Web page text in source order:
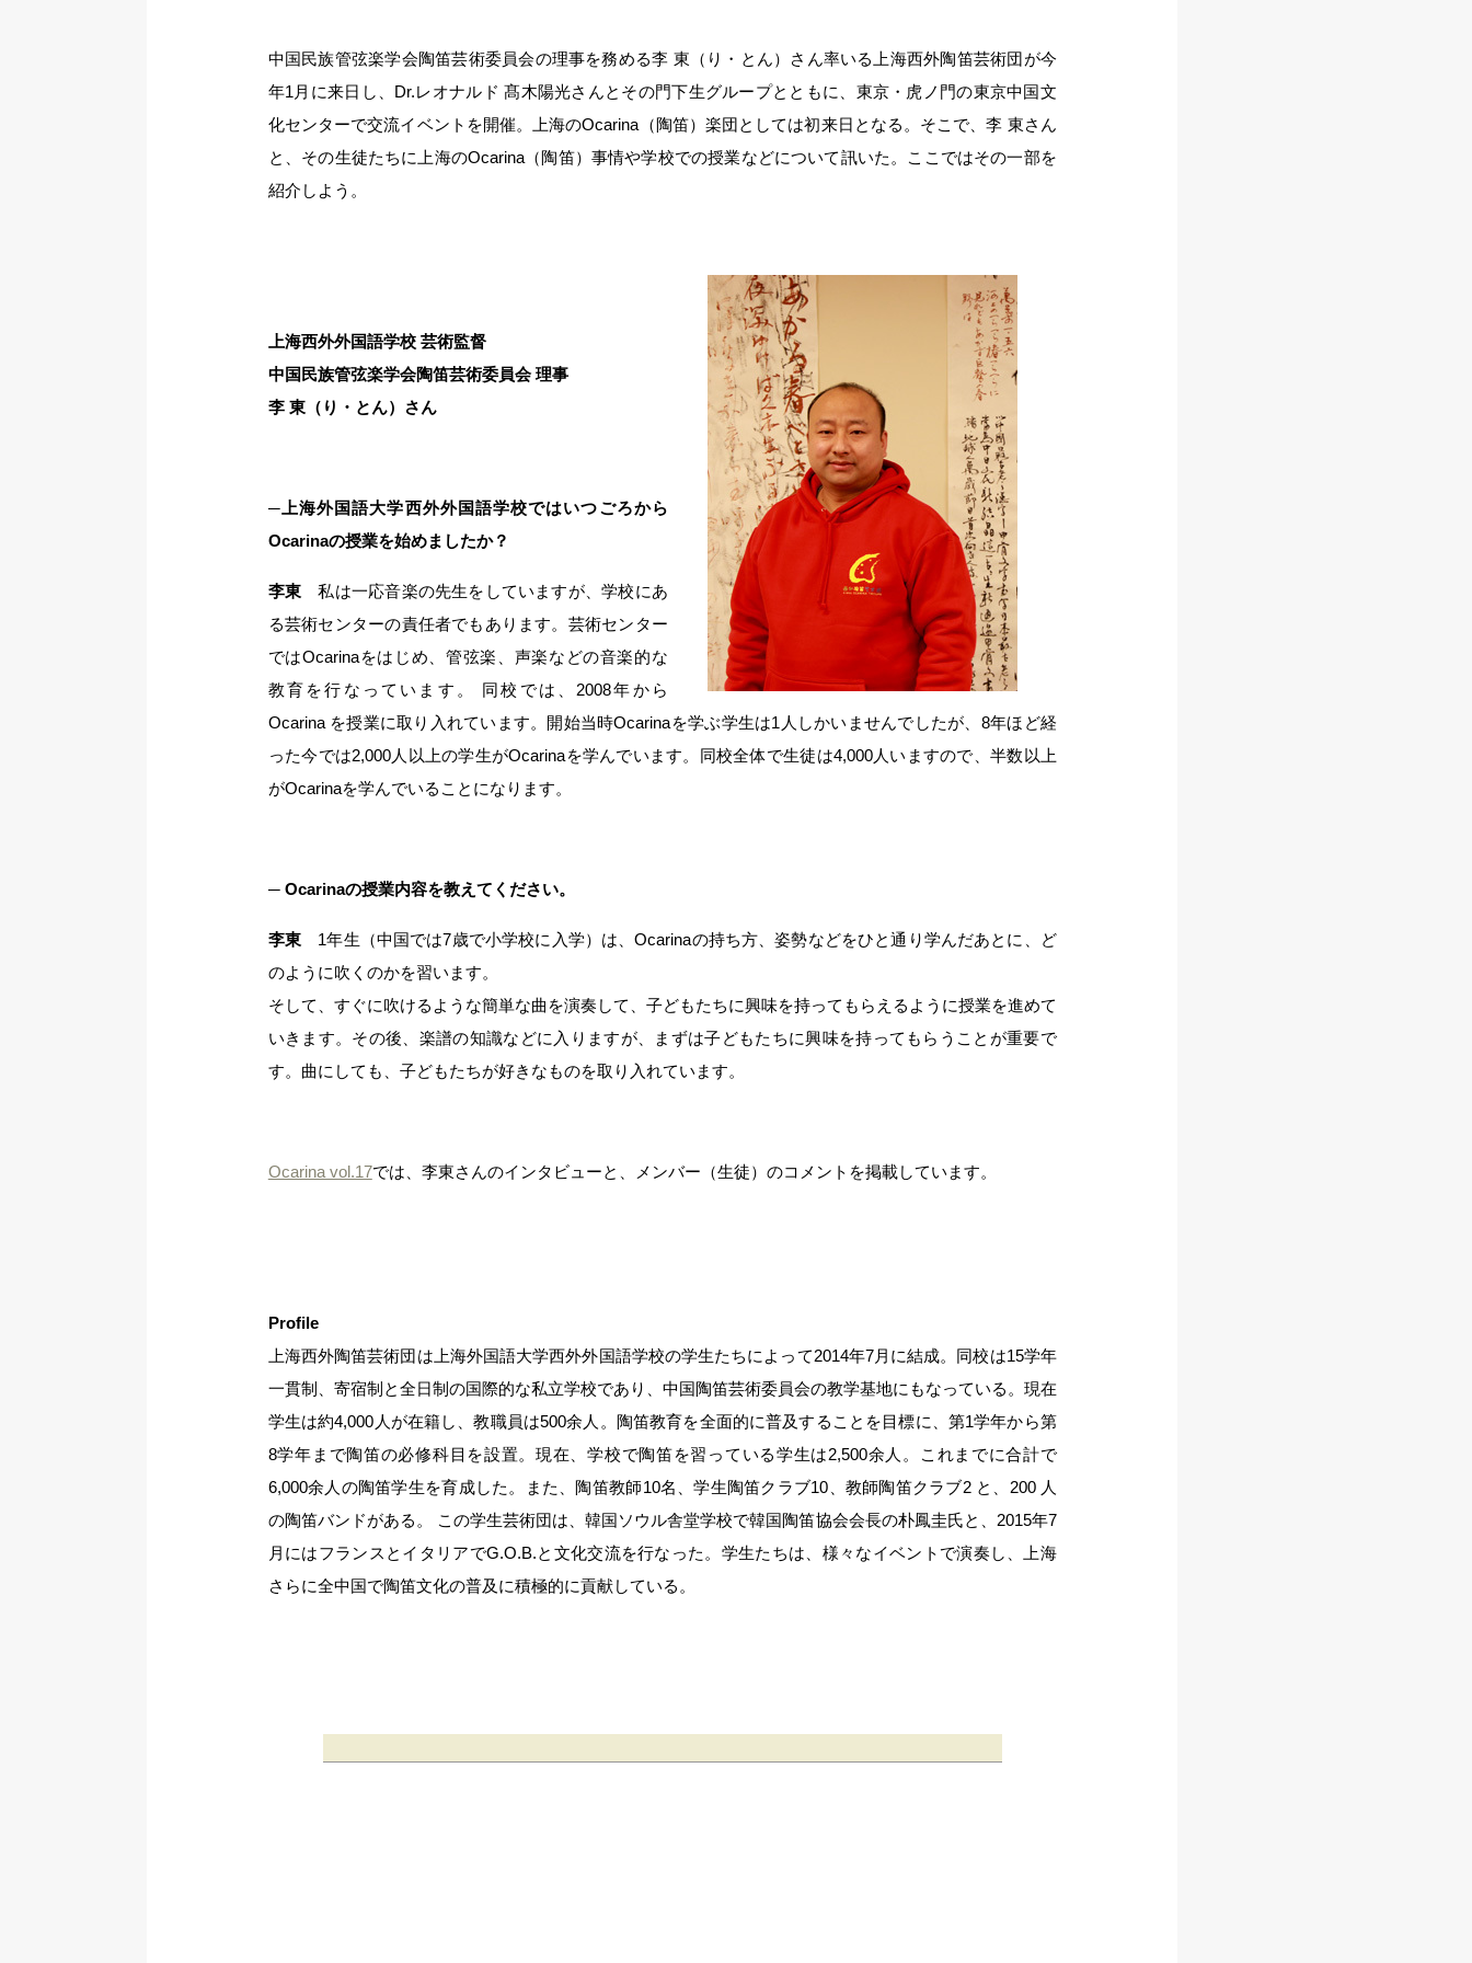
中国民族管弦楽学会陶笛芸術委員会の理事を務める李 東（り・とん）さん率いる上海西外陶笛芸術団が今
年1月に来日し、Dr.レオナルド 髙木陽光さんとその門下生グループとともに、東京・虎ノ門の東京中国文
化センターで交流イベントを開催。上海のOcarina（陶笛）楽団としては初来日となる。そこで、李 東さん
と、その生徒たちに上海のOcarina（陶笛）事情や学校での授業などについて訊いた。ここではその一部を
紹介しよう。
上海西外外国語学校 芸術監督
中国民族管弦楽学会陶笛芸術委員会 理事
李 東（り・とん）さん
─上海外国語大学西外外国語学校ではいつごろから
Ocarinaの授業を始めましたか？
李東 私は一応音楽の先生をしていますが、学校にあ
る芸術センターの責任者でもあります。芸術センター
ではOcarinaをはじめ、管弦楽、声楽などの音楽的な
教育を行なっています。 同校では、2008年から
Ocarina を授業に取り入れています。開始当時Ocarinaを学ぶ学生は1人しかいませんでしたが、8年ほど経
った今では2,000人以上の学生がOcarinaを学んでいます。同校全体で生徒は4,000人いますので、半数以上
がOcarinaを学んでいることになります。
─ Ocarinaの授業内容を教えてください。
李東 1年生（中国では7歳で小学校に入学）は、Ocarinaの持ち方、姿勢などをひと通り学んだあとに、ど
のように吹くのかを習います。
そして、すぐに吹けるような簡単な曲を演奏して、子どもたちに興味を持ってもらえるように授業を進めて
いきます。その後、楽譜の知識などに入りますが、まずは子どもたちに興味を持ってもらうことが重要で
す。曲にしても、子どもたちが好きなものを取り入れています。
Ocarina vol.17では、李東さんのインタビューと、メンバー（生徒）のコメントを掲載しています。
Profile
上海西外陶笛芸術団は上海外国語大学西外外国語学校の学生たちによって2014年7月に結成。同校は15学年
一貫制、寄宿制と全日制の国際的な私立学校であり、中国陶笛芸術委員会の教学基地にもなっている。現在
学生は約4,000人が在籍し、教職員は500余人。陶笛教育を全面的に普及することを目標に、第1学年から第
8学年まで陶笛の必修科目を設置。現在、学校で陶笛を習っている学生は2,500余人。これまでに合計で
6,000余人の陶笛学生を育成した。また、陶笛教師10名、学生陶笛クラブ10、教師陶笛クラブ2 と、200 人
の陶笛バンドがある。 この学生芸術団は、韓国ソウル舎堂学校で韓国陶笛協会会長の朴鳳圭氏と、2015年7
月にはフランスとイタリアでG.O.B.と文化交流を行なった。学生たちは、様々なイベントで演奏し、上海
さらに全中国で陶笛文化の普及に積極的に貢献している。